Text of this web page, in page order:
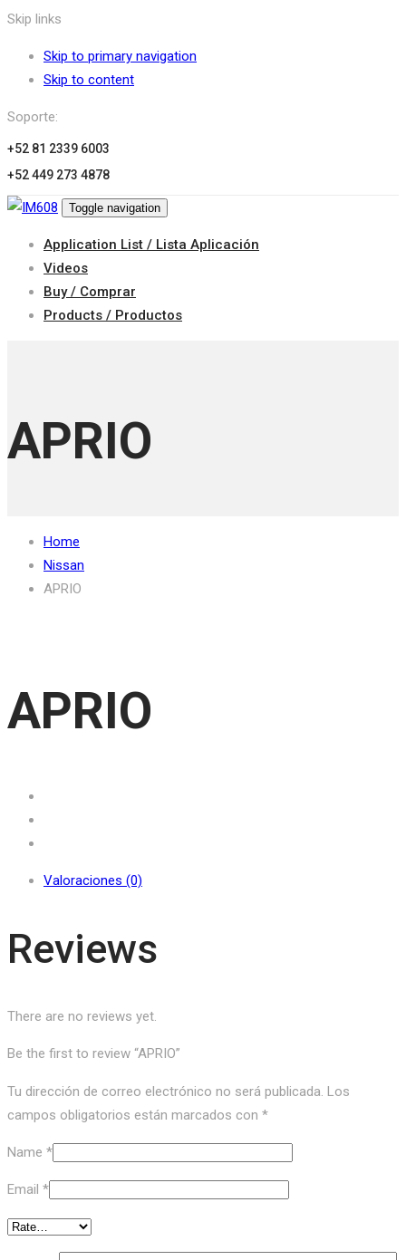
Skip links
Skip to primary navigation
Skip to content
Soporte:
+52 81 2339 6003
+52 449 273 4878
Toggle navigation
Application List / Lista Aplicación
Videos
Buy / Comprar
Products / Productos
APRIO
Home
Nissan
APRIO
APRIO
Valoraciones (0)
Reviews
There are no reviews yet.
Be the first to review “APRIO”
Tu dirección de correo electrónico no será publicada. Los
campos obligatorios están marcados con *
Name *
Email *